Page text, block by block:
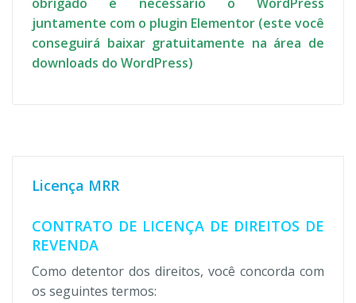
obrigado é necessário o WordPress
juntamente com o plugin Elementor (este você
conseguirá baixar gratuitamente na área de
downloads do WordPress)
Licença MRR
CONTRATO DE LICENÇA DE DIREITOS DE
REVENDA
Como detentor dos direitos, você concorda com
os seguintes termos: